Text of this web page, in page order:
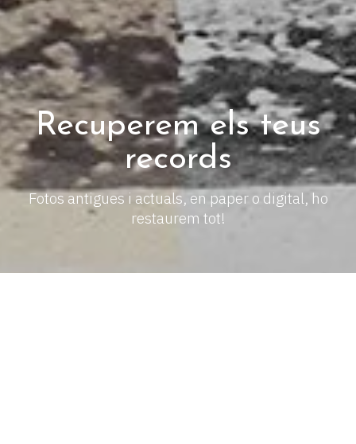
Recuperem els teus
records
Fotos antigues i actuals, en paper o digital, ho
restaurem tot!